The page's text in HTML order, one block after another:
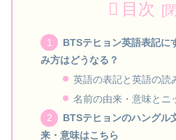
目次
BTSテヒョン英語表記に
み方はどうなる？
英語の表記と英語の読
名前の由来・意味とニ
BTSテヒョンのハングル
来・意味はこちら